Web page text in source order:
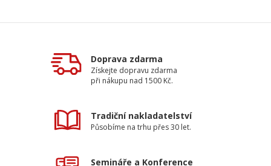
Doprava zdarma
Získejte dopravu zdarma
při nákupu nad 1500 Kč.
Tradiční nakladatelství
Působíme na trhu přes 30 let.
Semináře a Konference